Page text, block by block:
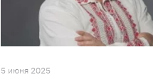
5 июня 2025